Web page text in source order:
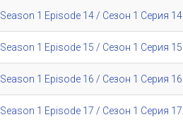
Season 1 Episode 14 / Сезон 1 Серия 14
Season 1 Episode 15 / Сезон 1 Серия 15
Season 1 Episode 16 / Сезон 1 Серия 16
Season 1 Episode 17 / Сезон 1 Серия 17